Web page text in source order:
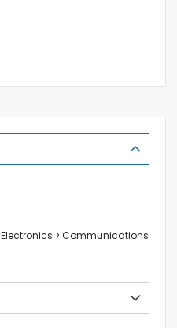
Electronics > Communications